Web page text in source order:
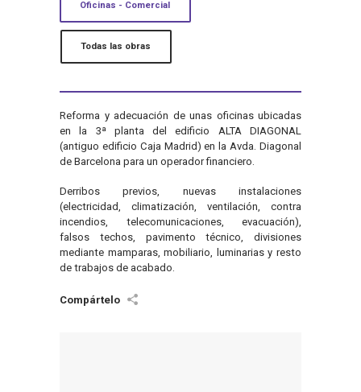
Oficinas - Comercial
Todas las obras
Reforma y adecuación de unas oficinas ubicadas
en la 3ª planta del edificio ALTA DIAGONAL
(antiguo edificio Caja Madrid) en la Avda. Diagonal
de Barcelona para un operador financiero.
Derribos previos, nuevas instalaciones
(electricidad, climatización, ventilación, contra
incendios, telecomunicaciones, evacuación),
falsos techos, pavimento técnico, divisiones
mediante mamparas, mobiliario, luminarias y resto
de trabajos de acabado.